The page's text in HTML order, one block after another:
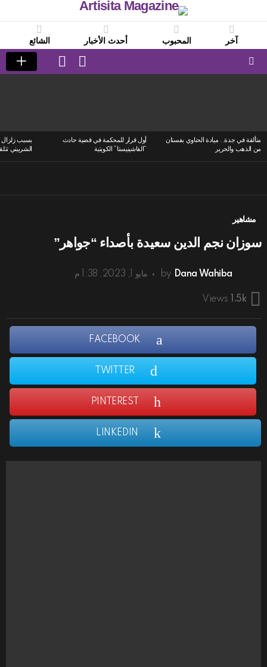
آخر المحبوب أحدث الأخبار الشائع
SWITCH
SKIN
LOGIN
متألقة في جدة.. ميادة الحناوي بفستان
من الذهب والحرير
أول قرار للمحكمة في قضية حادث
“الفاشينيستا” الكويتية
بسبب زلزال
الشربيني
مشاهير
سوزان نجم الدين سعيدة بأصداء “جواهر”
by Dana Wahiba مايو 1, 2023, 1:38 م
1.5k
Views
FACEBOOK
TWITTER
PINTEREST
LINKEDIN